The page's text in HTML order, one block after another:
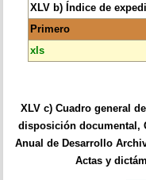
XLV b) Índice de
Primero
xls
XLV c) Cuadro general
disposición documental,
Anual de Desarrollo
Actas y